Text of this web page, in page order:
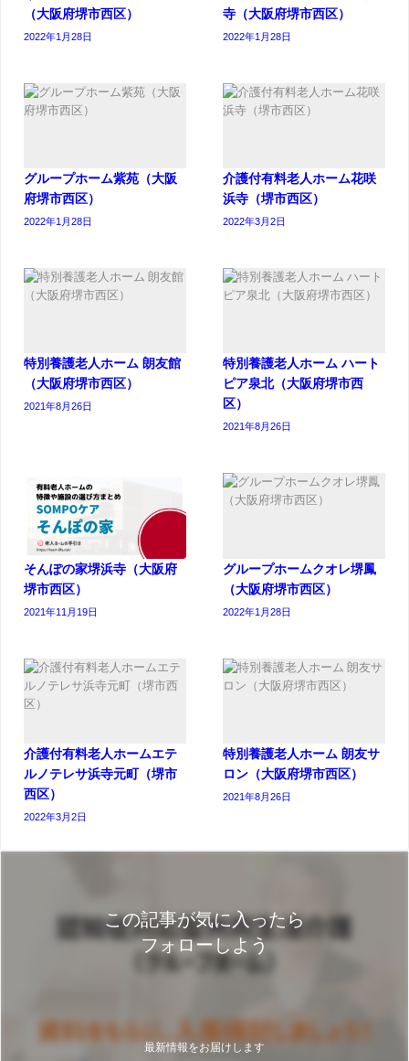
（大阪府堺市西区）
2022年1月28日
寺（大阪府堺市西区）
2022年1月28日
グループホーム紫苑（大阪
府堺市西区）
2022年1月28日
介護付有料老人ホーム花咲
浜寺（堺市西区）
2022年3月2日
特別養護老人ホーム 朗友館
（大阪府堺市西区）
2021年8月26日
特別養護老人ホーム ハート
ピア泉北（大阪府堺市西
区）
2021年8月26日
そんぽの家堺浜寺（大阪府
堺市西区）
2021年11月19日
グループホームクオレ堺鳳
（大阪府堺市西区）
2022年1月28日
介護付有料老人ホームエテ
ルノテレサ浜寺元町（堺市
西区）
2022年3月2日
特別養護老人ホーム 朗友サ
ロン（大阪府堺市西区）
2021年8月26日
この記事が気に入ったら
フォローしよう
最新情報をお届けします